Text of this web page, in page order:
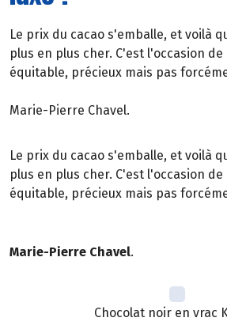
Le prix du cacao s'emballe, et voilà
plus en plus cher. C'est l'occasion
équitable, précieux mais pas
Marie-Pierre Chavel.
Le prix du cacao s'emballe, et voilà
plus en plus cher. C'est l'occasion
équitable, précieux mais pas
Marie-Pierre Chavel.
Chocolat noir en vrac